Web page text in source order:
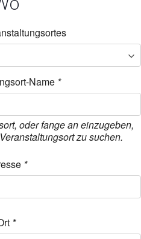
Name *
oder fange an einzugeben,
zu suchen.
*
*